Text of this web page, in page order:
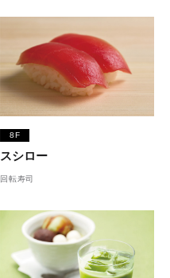
8F
スシロー
回転寿司